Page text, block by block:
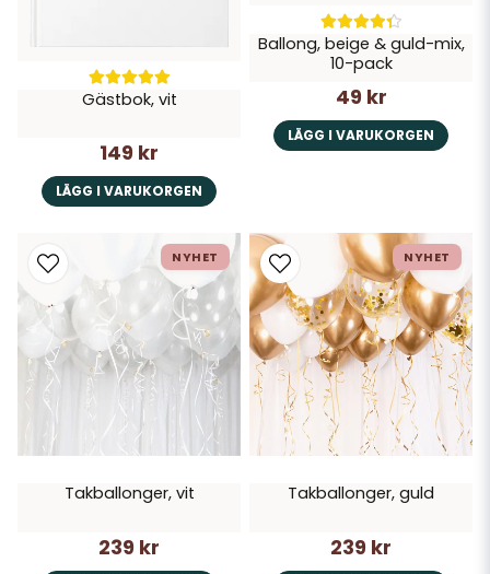
Gästbok, vit
149 kr
LÄGG I VARUKORGEN
Ballong, beige & guld-mix,
10-pack
49 kr
LÄGG I VARUKORGEN
Takballonger, vit
239 kr
NYHET
Takballonger, guld
239 kr
NYHET